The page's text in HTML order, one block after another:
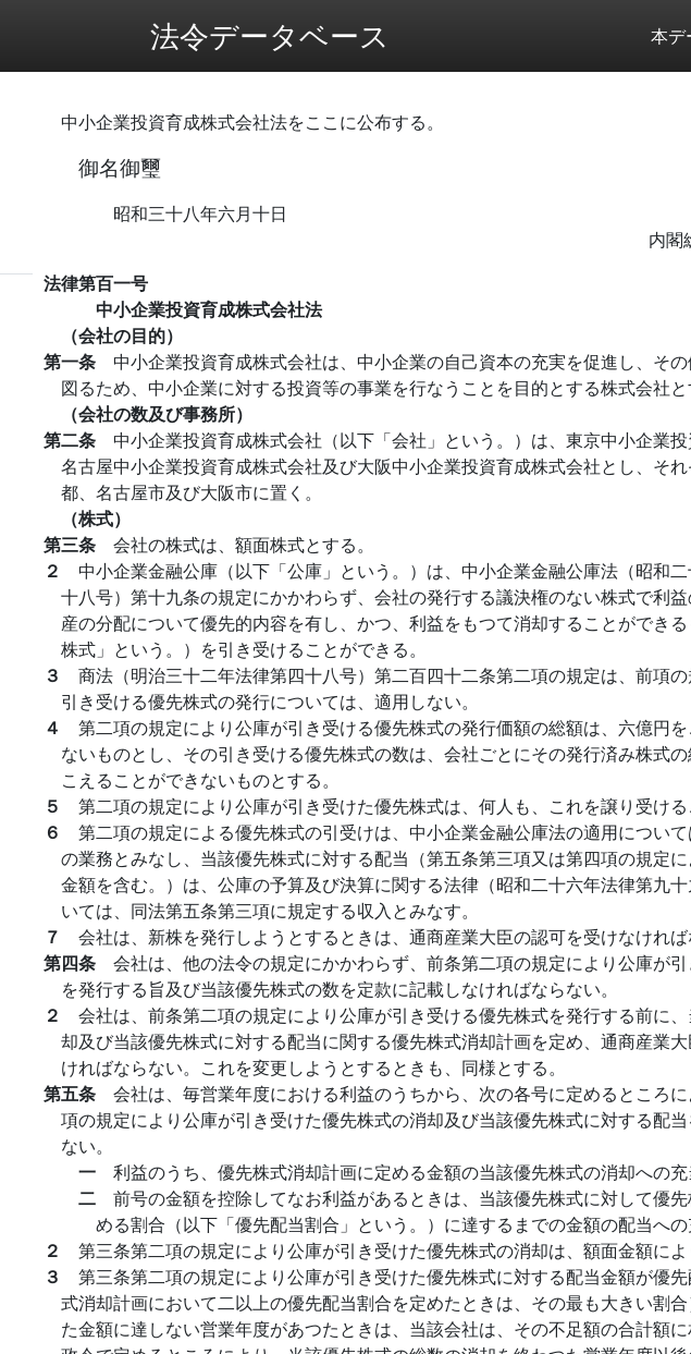
法令データベース 本デ
中小企業投資育成株式会社法をここに公布する。
御名御璽
昭和三十八年六月十日
内閣
法律第百一号
中小企業投資育成株式会社法
（会社の目的）
第一条 中小企業投資育成株式会社は、中小企業の自己資本の充実を促進し、そ
図るため、中小企業に対する投資等の事業を行なうことを目的とする株式会社と
（会社の数及び事務所）
第二条 中小企業投資育成株式会社（以下「会社」という。）は、東京中小企業投
名古屋中小企業投資育成株式会社及び大阪中小企業投資育成株式会社とし、そ
都、名古屋市及び大阪市に置く。
（株式）
第三条 会社の株式は、額面株式とする。
２ 中小企業金融公庫（以下「公庫」という。）は、中小企業金融公庫法（昭和
十八号）第十九条の規定にかかわらず、会社の発行する議決権のない株式で利
産の分配について優先的内容を有し、かつ、利益をもつて消却することができ
株式」という。）を引き受けることができる。
３ 商法（明治三十二年法律第四十八号）第二百四十二条第二項の規定は、前項
引き受ける優先株式の発行については、適用しない。
４ 第二項の規定により公庫が引き受ける優先株式の発行価額の総額は、六億円
ないものとし、その引き受ける優先株式の数は、会社ごとにその発行済み株式
こえることができないものとする。
５ 第二項の規定により公庫が引き受けた優先株式は、何人も、これを譲り受ける
６ 第二項の規定による優先株式の引受けは、中小企業金融公庫法の適用につい
の業務とみなし、当該優先株式に対する配当（第五条第三項又は第四項の規定
金額を含む。）は、公庫の予算及び決算に関する法律（昭和二十六年法律第九
いては、同法第五条第三項に規定する収入とみなす。
７ 会社は、新株を発行しようとするときは、通商産業大臣の認可を受けなければ
第四条 会社は、他の法令の規定にかかわらず、前条第二項の規定により公庫が
を発行する旨及び当該優先株式の数を定款に記載しなければならない。
２ 会社は、前条第二項の規定により公庫が引き受ける優先株式を発行する前に
却及び当該優先株式に対する配当に関する優先株式消却計画を定め、通商産業
ければならない。これを変更しようとするときも、同様とする。
第五条 会社は、毎営業年度における利益のうちから、次の各号に定めるところ
項の規定により公庫が引き受けた優先株式の消却及び当該優先株式に対する配
ない。
一 利益のうち、優先株式消却計画に定める金額の当該優先株式の消却への充
二 前号の金額を控除してなお利益があるときは、当該優先株式に対して優
める割合（以下「優先配当割合」という。）に達するまでの金額の配当への
２ 第三条第二項の規定により公庫が引き受けた優先株式の消却は、額面金額によ
３ 第三条第二項の規定により公庫が引き受けた優先株式に対する配当金額が優
式消却計画において二以上の優先配当割合を定めたときは、その最も大きい割
た金額に達しない営業年度があつたときは、当該会社は、その不足額の合計額に